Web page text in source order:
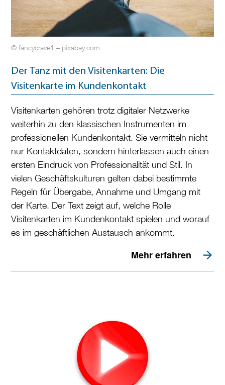
© fancycrave1 – pixabay.com
Der Tanz mit den Visitenkarten: Die
Visitenkarte im Kundenkontakt
Visitenkarten gehören trotz digitaler Netzwerke
weiterhin zu den klassischen Instrumenten im
professionellen Kundenkontakt. Sie vermitteln nicht
nur Kontaktdaten, sondern hinterlassen auch einen
ersten Eindruck von Professionalität und Stil. In
vielen Geschäftskulturen gelten dabei bestimmte
Regeln für Übergabe, Annahme und Umgang mit
der Karte. Der Text zeigt auf, welche Rolle
Visitenkarten im Kundenkontakt spielen und worauf
es im geschäftlichen Austausch ankommt.
Mehr erfahren